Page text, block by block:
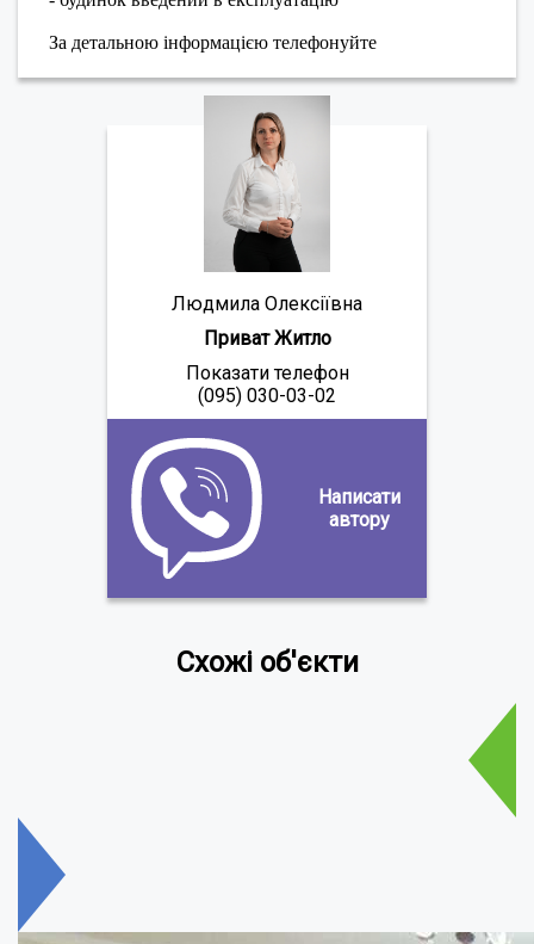
За детальною інформацією телефонуйте
Людмила Олексіївна
Приват Житло
Показати телефон
(095) 030-03-02
Написати
автору
Схожі об'єкти